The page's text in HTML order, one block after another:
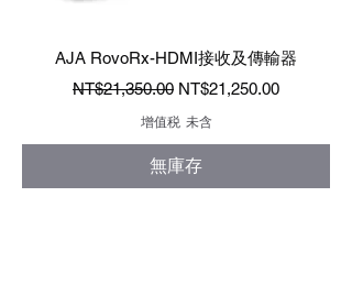
AJA RovoRx-HDMI接收及傳輸器
一般價格
NT$21,350.00 促銷價格
NT$21,250.00
增值税 未含
無庫存